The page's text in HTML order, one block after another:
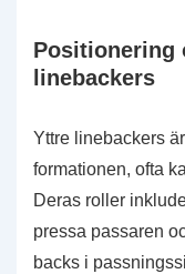
Positionering
linebackers
Yttre linebackers
formationen, ofta
Deras roller
pressa passaren
backs i